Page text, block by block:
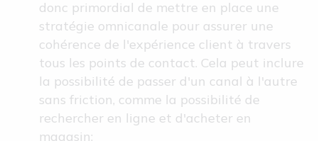
donc primordial de mettre en place une
stratégie omnicanale pour assurer une
cohérence de l'expérience client à travers
tous les points de contact. Cela peut inclure
la possibilité de passer d'un canal à l'autre
sans friction, comme la possibilité de
rechercher en ligne et d'acheter en
magasin;